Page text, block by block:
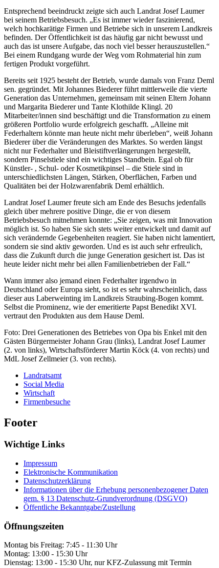
Entsprechend beeindruckt zeigte sich auch Landrat Josef Laumer
bei seinem Betriebsbesuch. „Es ist immer wieder faszinierend,
welch hochkarätige Firmen und Betriebe sich in unserem Landkreis
befinden. Der Öffentlichkeit ist das häufig gar nicht bewusst und
auch das ist unsere Aufgabe, das noch viel besser herauszustellen.“
Bei einem Rundgang wurde der Weg vom Rohmaterial hin zum
fertigen Produkt vorgeführt.
Bereits seit 1925 besteht der Betrieb, wurde damals von Franz Deml
sen. gegründet. Mit Johannes Biederer führt mittlerweile die vierte
Generation das Unternehmen, gemeinsam mit seinen Eltern Johann
und Margarita Biederer und Tante Klothilde Klingl. 20
Mitarbeiter/innen sind beschäftigt und die Transformation zu einem
größeren Portfolio wurde erfolgreich geschafft. „Alleine mit
Federhaltern könnte man heute nicht mehr überleben“, weiß Johann
Biederer über die Veränderungen des Marktes. So werden längst
nicht nur Federhalter und Bleistiftverlängerungen hergestellt,
sondern Pinselstiele sind ein wichtiges Standbein. Egal ob für
Künstler- , Schul- oder Kosmetikpinsel – die Stiele sind in
unterschiedlichsten Längen, Stärken, Oberflächen, Farben und
Qualitäten bei der Holzwarenfabrik Deml erhältlich.
Landrat Josef Laumer freute sich am Ende des Besuchs jedenfalls
gleich über mehrere positive Dinge, die er von diesem
Betriebsbesuch mitnehmen konnte: „Sie zeigen, was mit Innovation
möglich ist. So haben Sie sich stets weiter entwickelt und damit auf
sich verändernde Gegebenheiten reagiert. Sie haben nicht lamentiert,
sondern sie sind aktiv geworden. Und es ist auch sehr erfreulich,
dass die Zukunft durch die junge Generation gesichert ist. Das ist
heute leider nicht mehr bei allen Familienbetrieben der Fall.“
Wann immer also jemand einen Federhalter irgendwo in
Deutschland oder Europa sieht, so ist es sehr wahrscheinlich, dass
dieser aus Laberweinting im Landkreis Straubing-Bogen kommt.
Selbst die Prominenz, wie der emeritierte Papst Benedikt XVI.
vertraut den Produkten aus dem Hause Deml.
Foto: Drei Generationen des Betriebes von Opa bis Enkel mit den
Gästen Bürgermeister Johann Grau (links), Landrat Josef Laumer
(2. von links), Wirtschaftsförderer Martin Köck (4. von rechts) und
MdL Josef Zellmeier (3. von rechts).
Landratsamt
Social Media
Wirtschaft
Firmenbesuche
Footer
Wichtige Links
Impressum
Elektronische Kommunikation
Datenschutzerklärung
Informationen über die Erhebung personenbezogener Daten
gem. § 13 Datenschutz-Grundverordnung (DSGVO)
Öffentliche Bekanntgabe/Zustellung
Öffnungszeiten
Montag bis Freitag: 7:45 - 11:30 Uhr
Montag: 13:00 - 15:30 Uhr
Dienstag: 13:00 - 15:30 Uhr, nur KFZ-Zulassung mit Termin